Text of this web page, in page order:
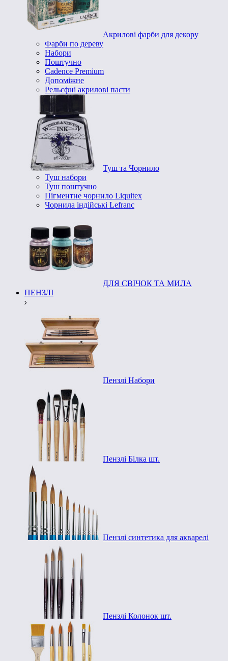
Акрилові фарби для декору
Фарби по дереву
Набори
Поштучно
Cadence Premium
Допоміжне
Рельєфні акрилові пасти
Туш та Чорнило
Туш набори
Туш поштучно
Пігментне чорнило Liquitex
Чорнила індійські Lefranc
ДЛЯ СВІЧОК ТА МИЛА
ПЕНЗЛІ
Пензлі Набори
Пензлі Білка шт.
Пензлі синтетика для акварелі
Пензлі Колонок шт.